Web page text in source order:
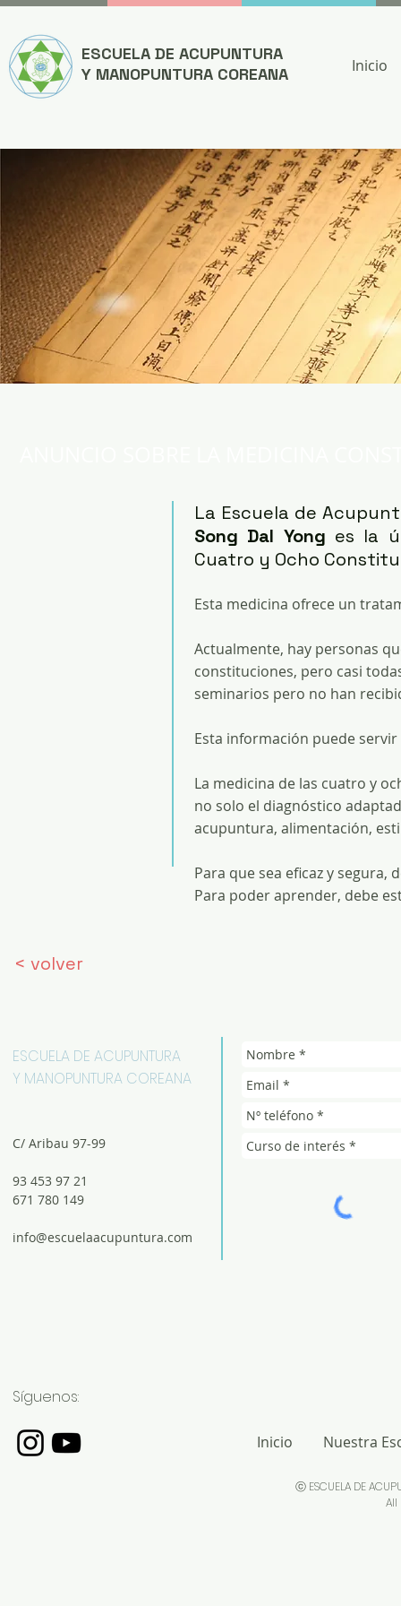
ESCUELA DE ACUPUNTURA
Y MANOPUNTURA COREANA
Inicio
La Escuela de
Song Dal Yong es la
Cuatro y Ocho
Esta medicina ofrece un
Actualmente, hay personas
constituciones, pero casi
seminarios pero no han
Esta información puede
La medicina de las cuatro y
no solo el diagnóstico
acupuntura, alimentación,
Para que sea eficaz y
Para poder aprender, debe
< volver
ESCUELA DE ACUPUNTURA
Y MANOPUNTURA COREANA
C/ Aribau 97-99
93 453 97 21
671 780 149
info@escuelaacupuntura.com
Síguenos:
Inicio Nuestra
ⓒ ESCUELA DE